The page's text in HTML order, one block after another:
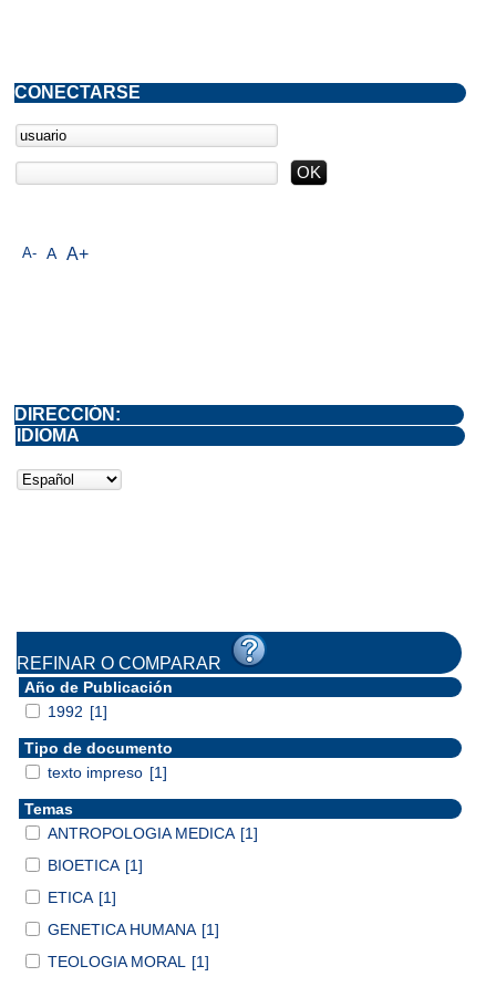
A- A A+
CONECTARSE
DIRECCIÓN:
IDIOMA
REFINAR O COMPARAR
Año de Publicación
1992 [1]
Tipo de documento
texto impreso [1]
Temas
ANTROPOLOGIA MEDICA [1]
BIOETICA [1]
ETICA [1]
GENETICA HUMANA [1]
TEOLOGIA MORAL
[1]